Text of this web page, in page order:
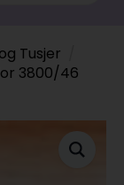
Tusjer
3800/46